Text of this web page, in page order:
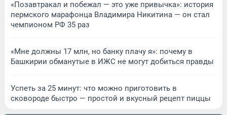
«Позавтракал и побежал — это уже привычка»: история
пермского марафонца Владимира Никитина — он стал
чемпионом РФ 35 раз
«Мне должны 17 млн, но банку плачу я»: почему в
Башкирии обманутые в ИЖС не могут добиться правды
Успеть за 25 минут: что можно приготовить в
сковороде быстро — простой и вкусный рецепт пиццы